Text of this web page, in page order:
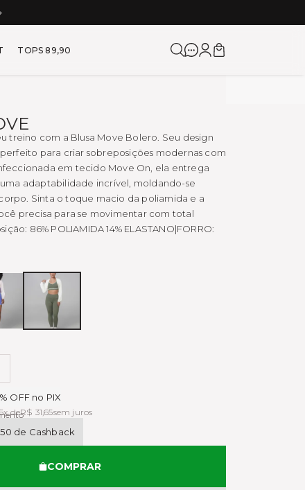
Corrida e Academia
TOPS 89,90
treino com a Blusa Move Bolero. Seu design
para criar sobreposições modernas com
em tecido Move On, ela entrega
adaptabilidade incrível, moldando-se
Sinta o toque macio da poliamida e a
precisa para se movimentar com total
86% POLIAMIDA 14% ELASTANO|FORRO:
SOFT
BEIGE
deR$ 31,65sem juros
OFF no PIX
de Cashback
COMPRAR